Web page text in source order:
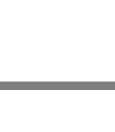
Sugerencia y